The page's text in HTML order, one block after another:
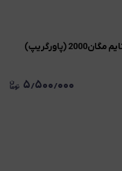
(پاورگريپ)
۵٫۵۰۰٫۰۰۰